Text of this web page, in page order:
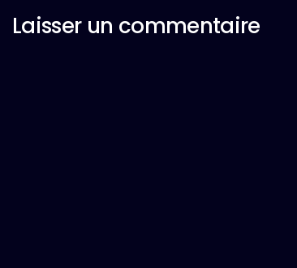
Laisser un commentaire